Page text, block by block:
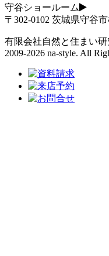
守谷ショールーム
〒302-0102 茨城県守谷
有限会社自然と住まい研
2009-2026 na-style. All